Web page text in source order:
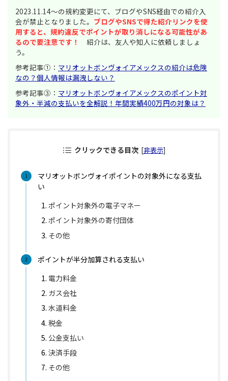
2023.11.14～の規約変更にて、ブログやSNS経由での紹介入
会が禁止となりました。 ブログやSNSで得た紹介リンクを使
用すると、規約違反でポイントが取り消しになる可能性があ
るので要注意です！
紹介は、友人や知人に依頼しましょ
う。
参考記事①： マリオットボンヴォイアメックスの紹介は危険
なの？個人情報は漏洩しない？
参考記事③： マリオットボンヴォイアメックスのポイント対
象外・半減の支払いを全解説！年間実績400万円の対象は？
クリックできる目次 [非表示]
マリオットボンヴォイポイントの対象外になる支払
い
ポイント対象外の電子マネー
ポイント対象外の寄付団体
その他
ポイントが半分加算される支払い
電力料金
ガス会社
水道料金
税金
公金支払い
決済手段
その他